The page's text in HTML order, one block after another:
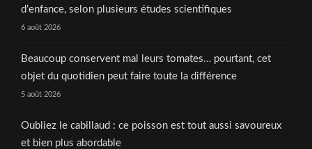
d’enfance, selon plusieurs études scientifiques
6 août 2026
Beaucoup conservent mal leurs tomates… pourtant, cet
objet du quotidien peut faire toute la différence
5 août 2026
Oubliez le cabillaud : ce poisson est tout aussi savoureux
et bien plus abordable